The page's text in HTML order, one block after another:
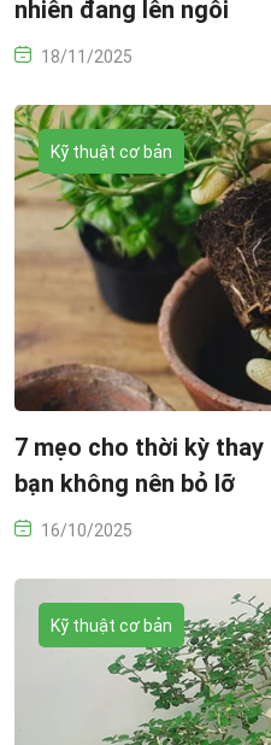
nhiên đang lên ngôi
18/11/2025
Kỹ thuật cơ bản
7 mẹo cho thời kỳ
bạn không nên bỏ lỡ
16/10/2025
Kỹ thuật cơ bản